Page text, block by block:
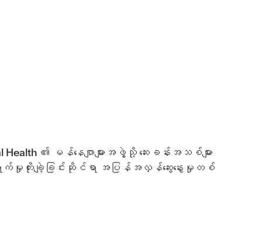
၏ မန်နေဂျာများအဖွဲ့သို့ ဆေးခန်းအသစ်များ
ာက်မှုတိုးချဲ့ခြင်းဆိုင်ရာ အပြန်အလှန်ဆွေးနွေးမှုတစ်